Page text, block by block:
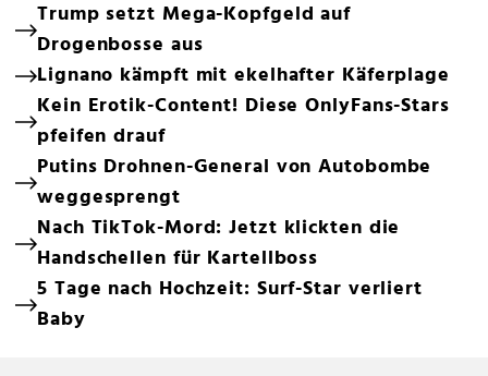
Trump setzt Mega-Kopfgeld auf
Drogenbosse aus
Lignano kämpft mit ekelhafter Käferplage
Kein Erotik-Content! Diese OnlyFans-Stars
pfeifen drauf
Putins Drohnen-General von Autobombe
weggesprengt
Nach TikTok-Mord: Jetzt klickten die
Handschellen für Kartellboss
5 Tage nach Hochzeit: Surf-Star verliert
Baby